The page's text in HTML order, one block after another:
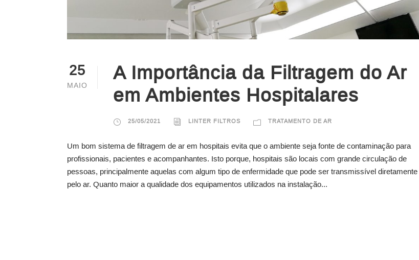
25
MAIO
A Importância da Filtragem do Ar
em Ambientes Hospitalares
25/05/2021 LINTER FILTROS TRATAMENTO DE AR
Um bom sistema de filtragem de ar em hospitais evita que o ambiente seja fonte de contaminação para
profissionais, pacientes e acompanhantes. Isto porque, hospitais são locais com grande circulação de
pessoas, principalmente aquelas com algum tipo de enfermidade que pode ser transmissível diretamente
pelo ar. Quanto maior a qualidade dos equipamentos utilizados na instalação...